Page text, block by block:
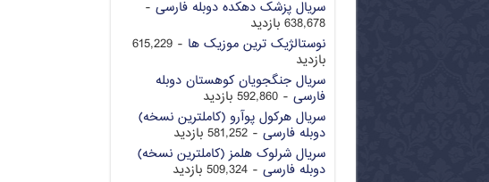
سریال پزشک دهکده دوبله فارسی -
638,678 بازدید
نوستالژیک ترین موزیک ها
- 615,229
بازدید
سریال جنگجویان کوهستان دوبله
فارسی - 592,860 بازدید
سریال هرکول پوآرو (کاملترین نسخه)
دوبله فارسی - 581,252 بازدید
سریال شرلوک هلمز (کاملترین نسخه)
دوبله فارسی - 509,324 بازدید